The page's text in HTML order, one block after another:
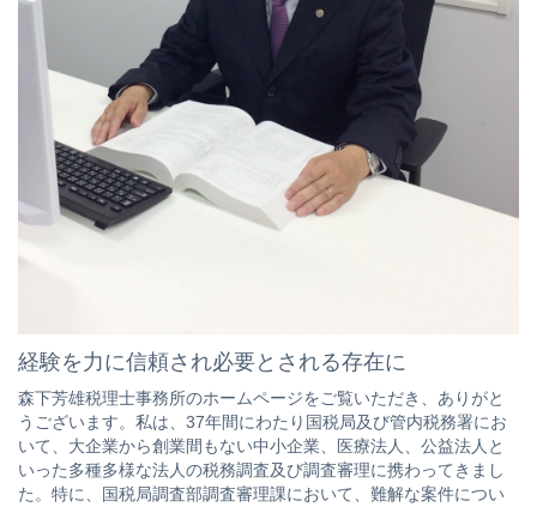
経験を力に信頼され必要とされる存在に
森下芳雄税理士事務所のホームページをご覧いただき、ありがと
うございます。私は、37年間にわたり国税局及び管内税務署にお
いて、大企業から創業間もない中小企業、医療法人、公益法人と
いった多種多様な法人の税務調査及び調査審理に携わってきまし
た。特に、国税局調査部調査審理課において、難解な案件につい